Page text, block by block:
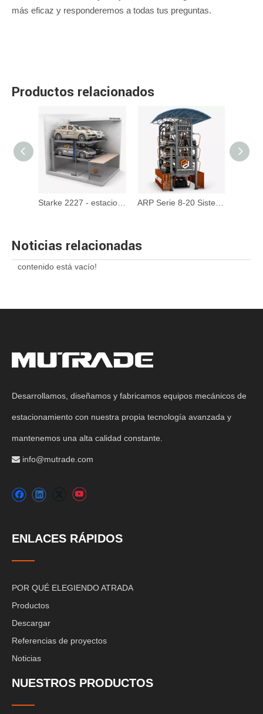
más eficaz y responderemos a todas tus preguntas.
Productos relacionados
Noticias relacionadas
contenido está vacío!
Desarrollamos, diseñamos y fabricamos equipos mecánicos de
estacionamiento con nuestra propia tecnología avanzada y
mantenemos una alta calidad constante.
 info@mutrade.com
ENLACES RÁPIDOS
POR QUÉ ELEGIENDO ATRADA
Productos
Descargar
Referencias de proyectos
Noticias
NUESTROS PRODUCTOS